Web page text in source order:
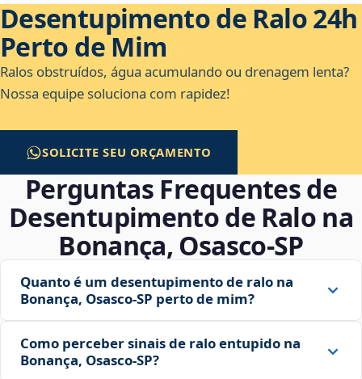
Desentupimento de Ralo 24h
Perto de Mim
Ralos obstruídos, água acumulando ou drenagem lenta?
Nossa equipe soluciona com rapidez!
SOLICITE SEU ORÇAMENTO
Perguntas Frequentes de
Desentupimento de Ralo na
Bonança, Osasco‑SP
Quanto é um desentupimento de ralo na
Bonança, Osasco‑SP perto de mim?
Como perceber sinais de ralo entupido na
Bonança, Osasco‑SP?